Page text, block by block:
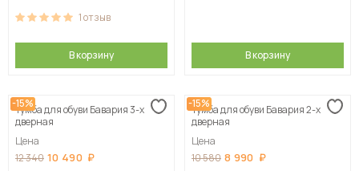
1отзыв
В корзину В корзину
-15%
Тумба для обуви Бавария 3-х
дверная
Цена
12 340 10 490
-15%
Тумба для обуви Бавария 2-х
дверная
Цена
10 580 8 990